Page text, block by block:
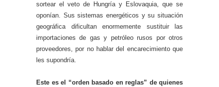
sortear el veto de Hungría y Eslovaquia, que se
oponían. Sus sistemas energéticos y su situación
geográfica dificultan enormemente sustituir las
importaciones de gas y petróleo rusos por otros
proveedores, por no hablar del encarecimiento que
les supondría.
Este es el “orden basado en reglas” de quienes